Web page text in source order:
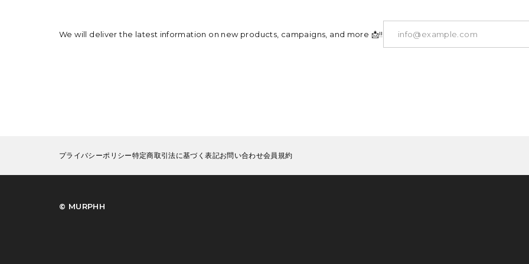
We will deliver the latest information on new products, campaigns, and more 📩!!
プライバシーポリシー特定商取引法に基づく表記お問い合わせ会員規約
©︎ MURPHH